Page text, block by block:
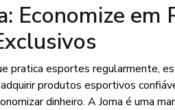
Economize
pratica esportes regularmente,
produtos esportivos
dinheiro. A Joma é uma